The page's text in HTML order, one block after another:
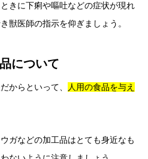
きに下痢や嘔吐などの症状が現れ
獣医師の指示を仰ぎましょう。
について
からといって、
人用の食品を与え
ガなどの加工品はとても身近なも